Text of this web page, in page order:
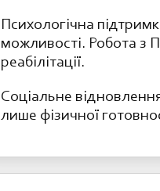
Психологічна
можливості. Робота з
реабілітації.
Соціальне
лише фізичної